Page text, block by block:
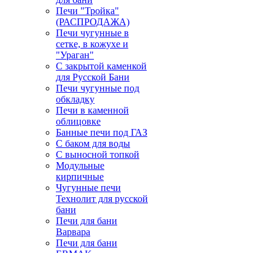
Печи "Тройка"
(РАСПРОДАЖА)
Печи чугунные в
сетке, в кожухе и
"Ураган"
С закрытой каменкой
для Русской Бани
Печи чугунные под
обкладку
Печи в каменной
облицовке
Банные печи под ГАЗ
С баком для воды
С выносной топкой
Модульные
кирпичные
Чугунные печи
Технолит для русской
бани
Печи для бани
Варвара
Печи для бани